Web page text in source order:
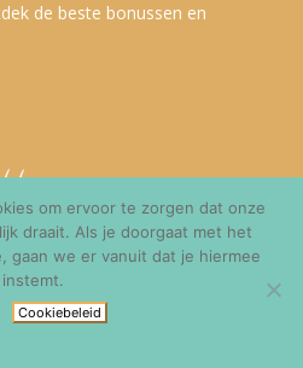
de beste bonussen en
om ervoor te zorgen dat onze
draait. Als je doorgaat met het
gaan we er vanuit dat je hiermee
instemt.
Cookiebeleid